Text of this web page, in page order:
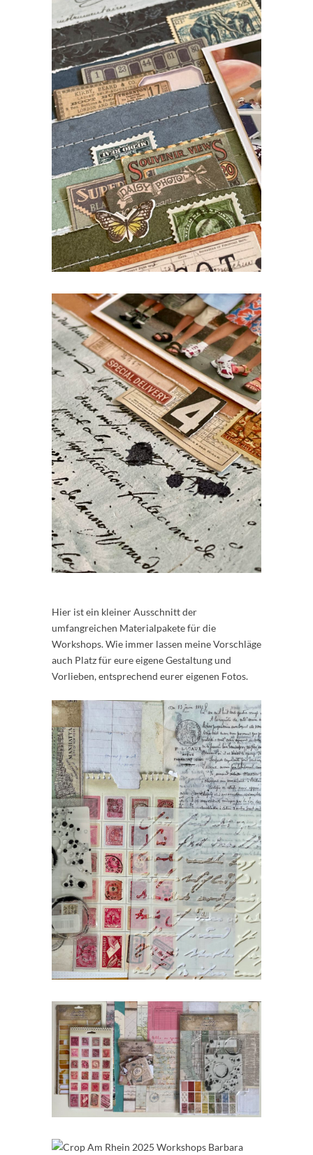
Hier ist ein kleiner Ausschnitt der
umfangreichen Materialpakete für die
Workshops. Wie immer lassen meine Vorschläge
auch Platz für eure eigene Gestaltung und
Vorlieben, entsprechend eurer eigenen Fotos.